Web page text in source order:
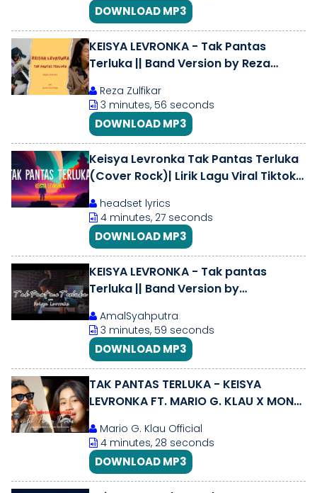
DOWNLOAD MP3
KEISYA LEVRONKA - Tak Pantas
Terluka || Band Version by Reza
Reza Zulfikar
3 minutes, 56 seconds
DOWNLOAD MP3
Keisya Levronka Tak Pantas Terluka
(Cover Rock)| Lirik Lagu Viral Tiktok
headset lyrics
4 minutes, 27 seconds
DOWNLOAD MP3
KEISYA LEVRONKA - Tak pantas
Terluka || Band Version by
AmalSyahputra
3 minutes, 59 seconds
DOWNLOAD MP3
TAK PANTAS TERLUKA - KEISYA
LEVRONKA FT. MARIO G. KLAU X MONE
) Mario G. Klau Official
4 minutes, 28 seconds
DOWNLOAD MP3